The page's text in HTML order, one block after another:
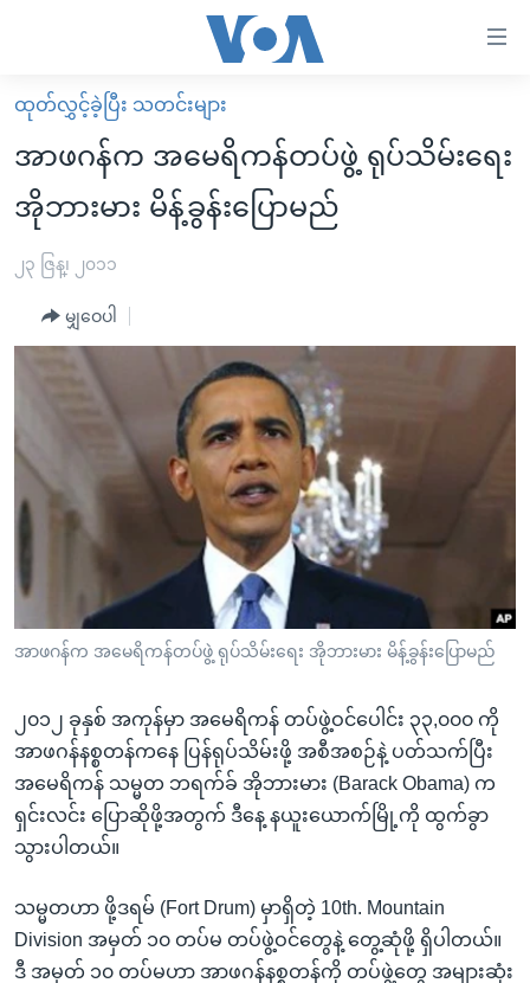
လွယ်ကူ
စေ
သည့်
Link
များ
အကြောင်းအရာ
ပင်မ
စာမျက်နှာ
သို့
ရန်
ရှာဖွေ
ရန်
နေရာ
သို့
ရန်
မူလစာမျက်နှာ
မြန်မာ
ကမ္ဘာ့သတင်းများ
နိုင်ငံတကာ
အစ္စရေး-ပါလက်စတိုင်း
ဗွီဒီယို
ရပ်ဝန်းတခု လမ်းတခု အလွန်
အင်္ဂလိပ်စာလေ့လာမယ်
အမေရိကန်သုံးအီဒီယံ
မကြေးမုံရဲ့ အင်္ဂလိပ်စာ
ရုပ်ရှင်ထဲက အင်္ဂလိပ်စာ
သုတပဒေသာ အင်္ဂလိပ်စာ
အပတ်စဉ်ကဏ္ဍများ
ရေဒီယိုနှင့်ရုပ်သံ အချက်အလက်များ
ရေဒီယို/တီဗွီအစီအစဉ်
ဗွီအိုအေ လူမှုကွန်ယက်များ
ဘာသာစကားများ
ထုတ်လွှင့်ခဲ့ပြီး သတင်းများ
အာဖဂန်က အမေရိကန်တပ်ဖွဲ့ ရုပ်သိမ်းရေး
အိုဘားမား မိန့်ခွန်းပြောမည်
၂၃ ဇြန္၊ ၂၀၁၁
မျှဝေပါ
အာဖဂန်က အမေရိကန်တပ်ဖွဲ့ ရုပ်သိမ်းရေး အိုဘားမား မိန့်ခွန်းပြောမည်
၂၀၁၂ ခုနှစ် အကုန်မှာ အမေရိကန် တပ်ဖွဲ့ဝင်ပေါင်း ၃၃,၀၀၀ ကို
အာဖဂန်နစ္စတန်ကနေ ပြန်ရုပ်သိမ်းဖို့ အစီအစဉ်နဲ့ ပတ်သက်ပြီး
အမေရိကန် သမ္မတ ဘရက်ခ် အိုဘားမား (Barack Obama) က
ရှင်းလင်း ပြောဆိုဖို့အတွက် ဒီနေ့ နယူးယောက်မြို့ကို ထွက်ခွာ
သွားပါတယ်။
သမ္မတဟာ ဖို့ဒရမ် (Fort Drum) မှာရှိတဲ့ 10th. Mountain
Division အမှတ် ၁၀ တပ်မ တပ်ဖွဲ့ဝင်တွေနဲ့ တွေ့ဆုံဖို့ ရှိပါတယ်။
ဒီ အမှတ် ၁၀ တပ်မဟာ အာဖဂန်နစ္စတန်ကို တပ်ဖွဲ့တွေ အများဆုံး